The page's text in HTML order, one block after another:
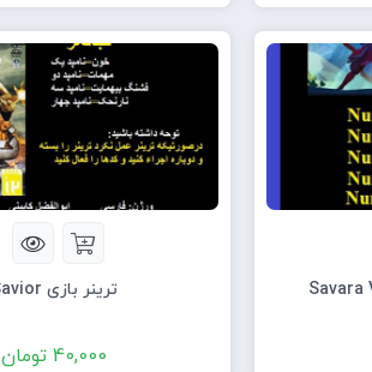
ترینر بازی Savior
40,000 تومان